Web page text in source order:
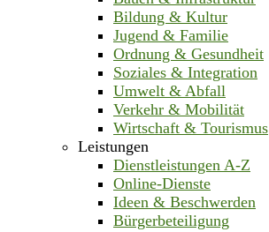
Bildung & Kultur
Jugend & Familie
Ordnung & Gesundheit
Soziales & Integration
Umwelt & Abfall
Verkehr & Mobilität
Wirtschaft & Tourismus
Leistungen
Dienstleistungen A-Z
Online-Dienste
Ideen & Beschwerden
Bürgerbeteiligung